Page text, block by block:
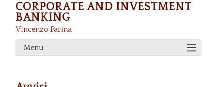
CORPORATE AND INVESTMENT
BANKING
Vincenzo Farina
Menu